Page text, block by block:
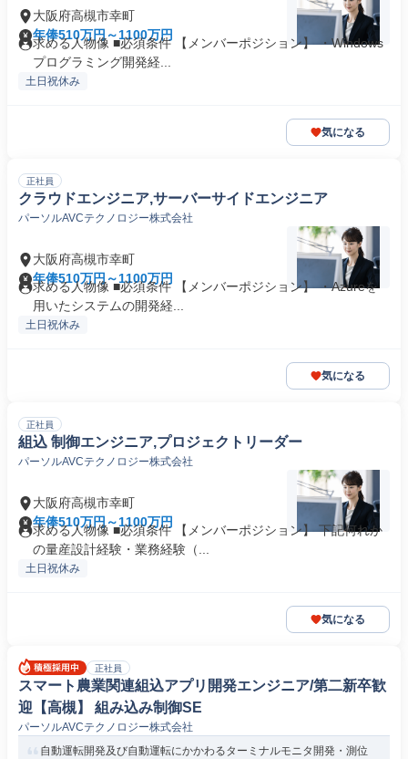
大阪府高槻市幸町
年俸510万円～1100万円
求める人物像 ■必須条件 【メンバーポジション】 ・Windows
プログラミング開発経...
土日祝休み
気になる
正社員
クラウドエンジニア,サーバーサイドエンジニア
パーソルAVCテクノロジー株式会社
大阪府高槻市幸町
年俸510万円～1100万円
求める人物像 ■必須条件 【メンバーポジション】 ・Azureを
用いたシステムの開発経...
土日祝休み
気になる
正社員
組込 制御エンジニア,プロジェクトリーダー
パーソルAVCテクノロジー株式会社
大阪府高槻市幸町
年俸510万円～1100万円
求める人物像 ■必須条件 【メンバーポジション】 下記何れか
の量産設計経験・業務経験（...
土日祝休み
気になる
正社員
スマート農業関連組込アプリ開発エンジニア/第二新卒歓
迎【高槻】 組み込み制御SE
パーソルAVCテクノロジー株式会社
自動運転開発及び自動運転にかかわるターミナルモニタ開発・測位